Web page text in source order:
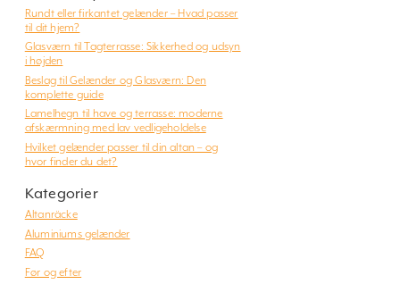
Rundt eller firkantet gelænder – Hvad passer
til dit hjem?
Glasværn til Tagterrasse: Sikkerhed og udsyn
i højden
Beslag til Gelænder og Glasværn: Den
komplette guide
Lamelhegn til have og terrasse: moderne
afskærmning med lav vedligeholdelse
Hvilket gelænder passer til din altan – og
hvor finder du det?
Kategorier
Altanräcke
Aluminiums gelænder
FAQ
Før og efter